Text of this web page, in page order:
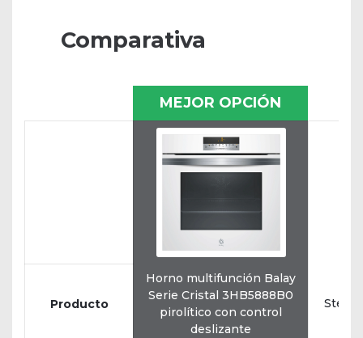
Comparativa
MEJOR OPCIÓN
Producto
Horno multifunción Balay
Serie Cristal 3HB5888B0
pirolítico con control
deslizante